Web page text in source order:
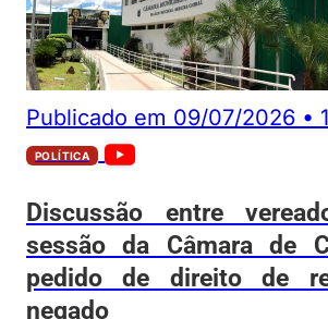
Publicado em 09/07/2026 •
POLÍTICA
Discussão entre
sessão da Câmara de
pedido de direito de
negado